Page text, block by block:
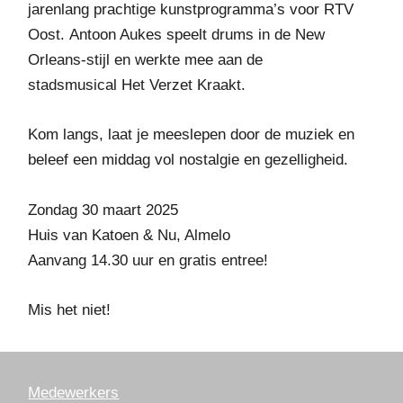
jarenlang prachtige kunstprogramma’s voor RTV
Oost.Antoon Aukes speelt drums in de New
Orleans-stijl en werkte mee aan de
stadsmusical Het Verzet Kraakt.
Kom langs, laat je meeslepen door de muziek en
beleef een middag vol nostalgie en gezelligheid.
Zondag 30 maart 2025
Huis van Katoen & Nu, Almelo
Aanvang 14.30 uur engratis entree!
Mis het niet!
Medewerkers